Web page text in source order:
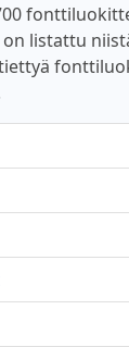
listattu